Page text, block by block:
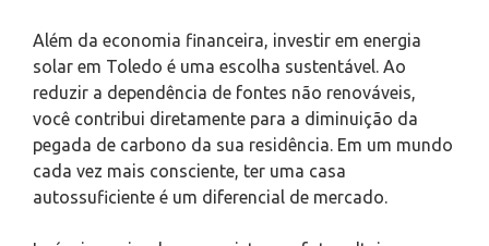
Além da economia financeira, investir em energia
solar em Toledo é uma escolha sustentável. Ao
reduzir a dependência de fontes não renováveis,
você contribui diretamente para a diminuição da
pegada de carbono da sua residência. Em um mundo
cada vez mais consciente, ter uma casa
autossuficiente é um diferencial de mercado.